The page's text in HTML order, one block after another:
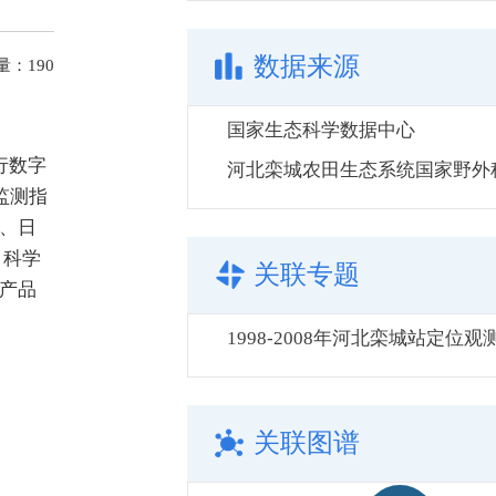
： 190
数字
测指
日
学
品
数据来源
国家生态科学数据中心
关联专题
1998-2008年河北栾城站定位观
关联图谱